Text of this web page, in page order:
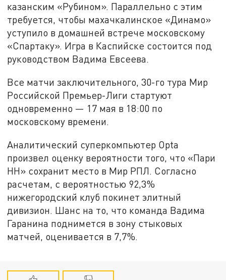
казанским «Рубином». Параллельно с этим
требуется, чтобы махачкалинское «Динамо»
уступило в домашней встрече московскому
«Спартаку». Игра в Каспийске состоится под
руководством Вадима Евсеева.
Все матчи заключительного, 30-го тура Мир
Российской Премьер-Лиги стартуют
одновременно — 17 мая в 18:00 по
московскому времени.
Аналитический суперкомпьютер Opta
произвел оценку вероятности того, что «Пари
НН» сохранит место в Мир РПЛ. Согласно
расчетам, с вероятностью 92,3%
нижегородский клуб покинет элитный
дивизион. Шанс на то, что команда Вадима
Гаранина поднимется в зону стыковых
матчей, оценивается в 7,7%.